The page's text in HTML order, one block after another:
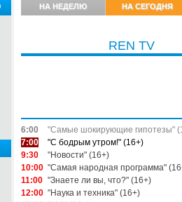
НА НЕДЕЛЮ НА СЕГОДНЯ
REN TV
6:00
"Самые шокирующие гипотезы"
7:00
"С бодрым утром!" (16+)
9:30
"Новости" (16+)
10:00 "Самая народная программа"
11:00 "Знаете ли вы, что?" (16+)
12:00 "Наука и техника" (16+)